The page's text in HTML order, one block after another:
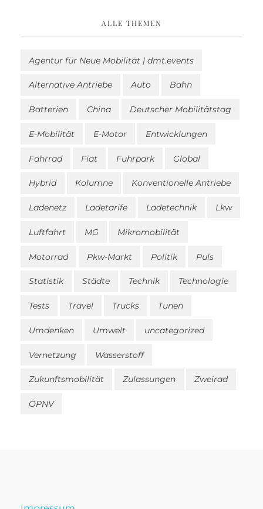
ALLE THEMEN
Agentur für Neue Mobilität | dmt.events
Alternative Antriebe Auto Bahn
Batterien China Deutscher Mobilitätstag
E-Mobilität E-Motor Entwicklungen
Fahrrad Fiat Fuhrpark Global
Hybrid Kolumne Konventionelle Antriebe
Ladenetz Ladetarife Ladetechnik Lkw
Luftfahrt MG Mikromobilität
Motorrad Pkw-Markt Politik Puls
Statistik Städte Technik Technologie
Tests Travel Trucks Tunen
Umdenken Umwelt uncategorized
Vernetzung Wasserstoff
Zukunftsmobilität Zulassungen Zweirad
ÖPNV